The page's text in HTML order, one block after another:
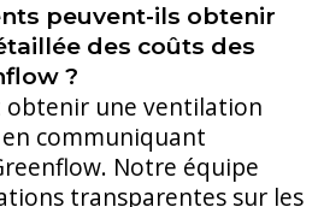
peuvent-ils obtenir
des coûts des
?
obtenir une ventilation
communiquant
Notre équipe
transparentes sur les